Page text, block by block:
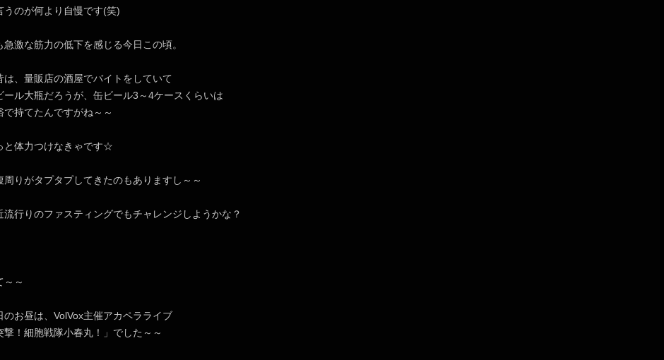
うのが何より自慢です(笑)
急激な筋力の低下を感じる今日この頃。
は、量販店の酒屋でバイトをしていて
ール大瓶だろうが、缶ビール3～4ケースくらいは
で持てたんですがね～～
と体力つけなきゃです☆
周りがタプタプしてきたのもありますし～～
流行りのファスティングでもチャレンジしようかな？
～～
のお昼は、VolVox主催アカペラライブ
撃！細胞戦隊小春丸！」でした～～